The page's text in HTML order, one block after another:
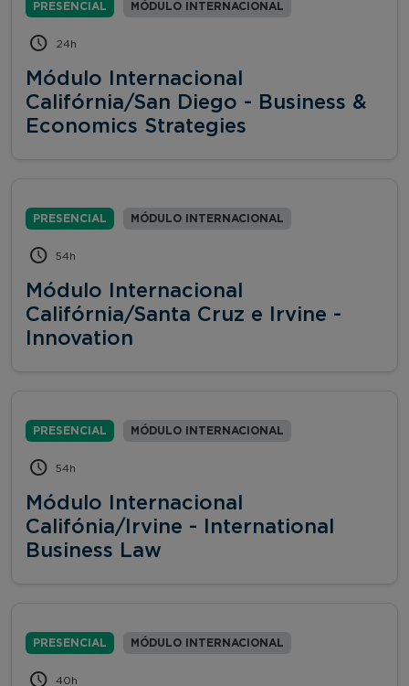
PRESENCIAL MÓDULO INTERNACIONAL
24h
Módulo Internacional
Califórnia/San Diego - Business &
Economics Strategies
PRESENCIAL MÓDULO INTERNACIONAL
54h
Módulo Internacional
Califórnia/Santa Cruz e Irvine -
Innovation
PRESENCIAL MÓDULO INTERNACIONAL
54h
Módulo Internacional
Califónia/Irvine - International
Business Law
PRESENCIAL MÓDULO INTERNACIONAL
40h